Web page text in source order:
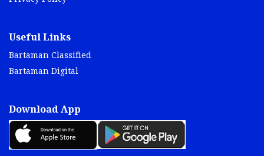
Useful Links
Bartaman Classified
Bartaman Digital
Download App